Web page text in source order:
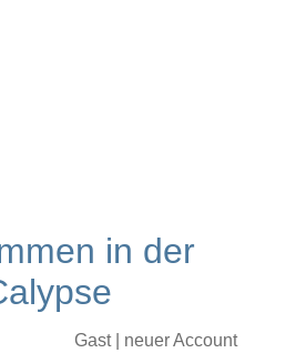
in der
Gast | neuer Account